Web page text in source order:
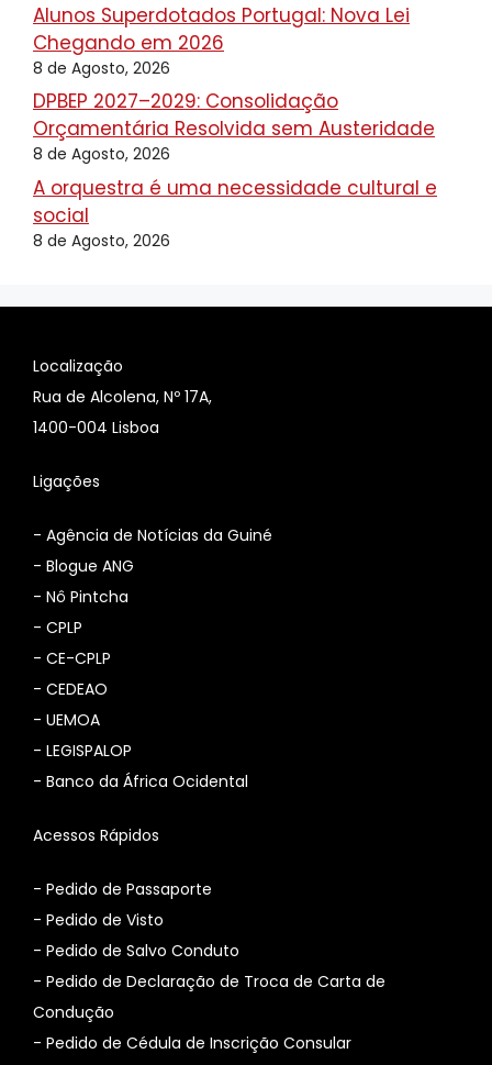
Alunos Superdotados Portugal: Nova Lei
Chegando em 2026
8 de Agosto, 2026
DPBEP 2027–2029: Consolidação
Orçamentária Resolvida sem Austeridade
8 de Agosto, 2026
A orquestra é uma necessidade cultural e
social
8 de Agosto, 2026
Localização
Rua de Alcolena, Nº 17A,
1400-004 Lisboa
Ligações
- Agência de Notícias da Guiné
- Blogue ANG
- Nô Pintcha
- CPLP
- CE-CPLP
- CEDEAO
- UEMOA
- LEGISPALOP
- Banco da África Ocidental
Acessos Rápidos
- Pedido de Passaporte
- Pedido de Visto
- Pedido de Salvo Conduto
- Pedido de Declaração de Troca de Carta de
Condução
- Pedido de Cédula de Inscrição Consular